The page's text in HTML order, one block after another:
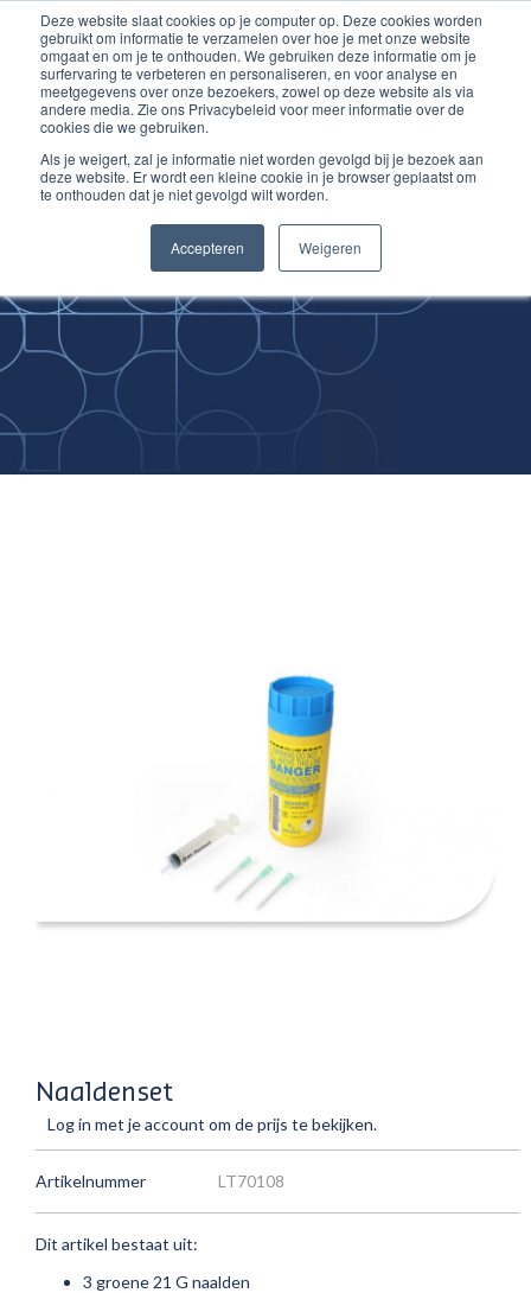
Deze website slaat cookies op je computer op. Deze cookies worden
gebruikt om informatie te verzamelen over hoe je met onze website
omgaat en om je te onthouden. We gebruiken deze informatie om je
surfervaring te verbeteren en personaliseren, en voor analyse en
meetgegevens over onze bezoekers, zowel op deze website als via
andere media. Zie ons Privacybeleid voor meer informatie over de
cookies die we gebruiken.
Als je weigert, zal je informatie niet worden gevolgd bij je bezoek aan
deze website. Er wordt een kleine cookie in je browser geplaatst om
te onthouden dat je niet gevolgd wilt worden.
Accepteren Weigeren
Inloggen account
Ga
naar
de
inhoud
Improving
Medical Skills
Naaldenset
Log in met je account om de prijs te bekijken.
Artikelnummer LT70108
Dit artikel bestaat uit:
3 groene 21 G naalden